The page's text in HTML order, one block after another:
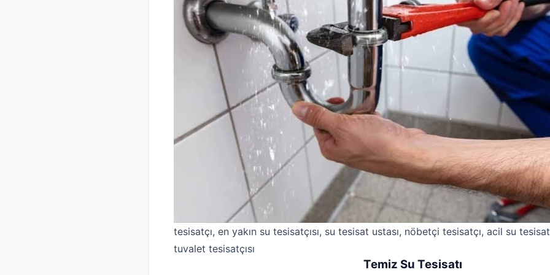
tesisatçı, en yakın su tesisatçısı, su tesisat ustası, nöbetçi tesisatçı, acil su
tuvalet tesisatçısı
Temiz Su Tesisatı